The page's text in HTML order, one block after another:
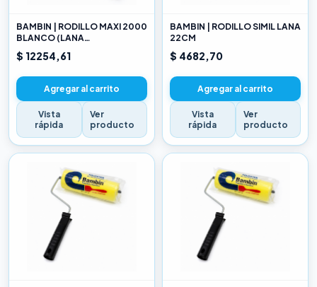
BAMBIN | RODILLO MAXI 2000
BLANCO (LANA
SELECCIONADA) 22CM
$ 12254,61
Agregar al carrito
Vista
rápida
Ver
producto
BAMBIN | RODILLO SIMIL LANA
22CM
$ 4682,70
Agregar al carrito
Vista
rápida
Ver
producto